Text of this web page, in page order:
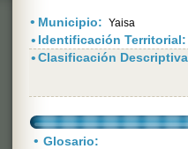
• Municipio: Yaisa
• Identificación Territorial:
•Clasificación
• Glosario: